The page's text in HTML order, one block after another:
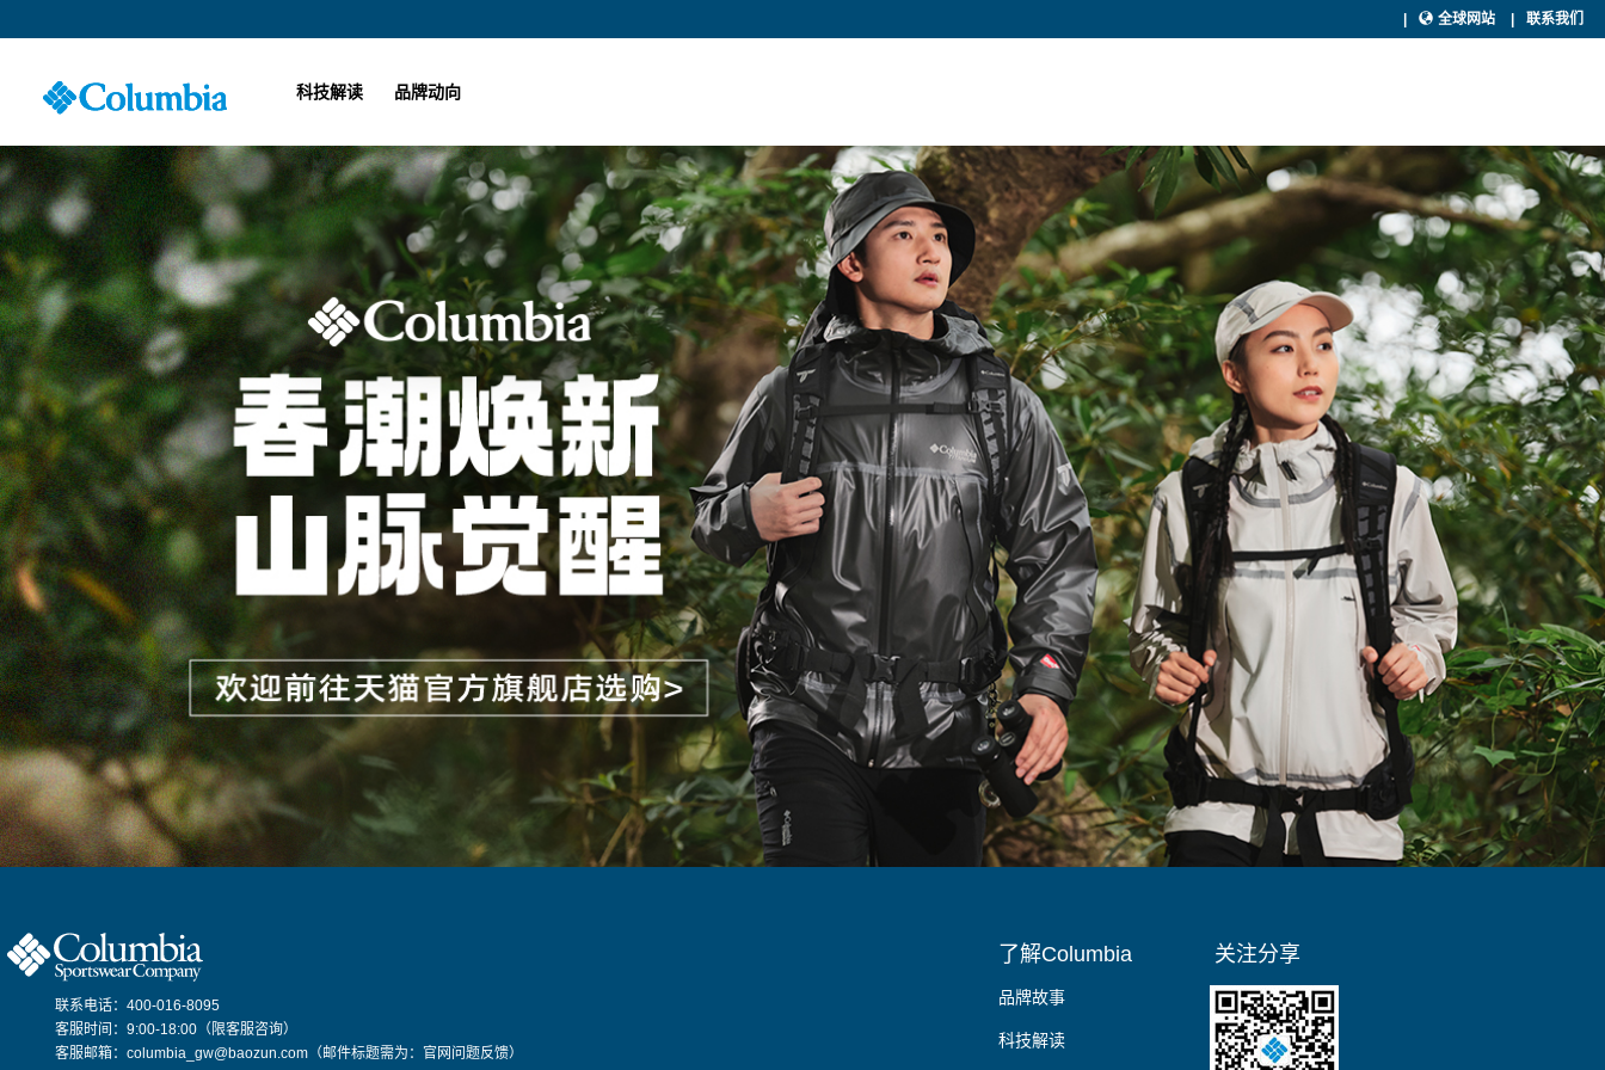
全球网站 联系我们
科技解读 品牌动向
联系电话：400-016-8095
客服时间：9:00-18:00（限客服咨询）
客服邮箱：columbia_gw@baozun.com（邮件标题需为：官网问题反馈）
了解Columbia
品牌故事
科技解读
关注分享